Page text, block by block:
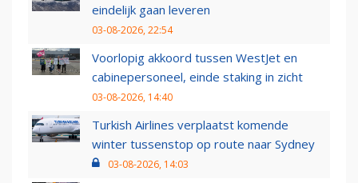
eindelijk gaan leveren
03-08-2026, 22:54
Voorlopig akkoord tussen WestJet en
cabinepersoneel, einde staking in zicht
03-08-2026, 14:40
Turkish Airlines verplaatst komende
winter tussenstop op route naar Sydney
03-08-2026, 14:03